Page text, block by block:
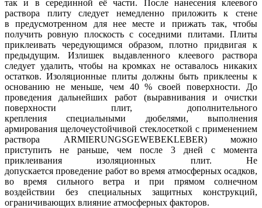
так и в серединной её части. После нанесения клеевого
раствора плиту следует немедленно приложить к стене
в предусмотренном для нее месте и прижать так, чтобы
получить ровную плоскость с соседними плитами. Плиты
приклеивать чередующимся образом, плотно придвигая к
предыдущим. Излишек выдавленного клеевого раствора
следует удалить, чтобы на кромках не оставалось никаких
остатков. Изоляционные плиты должны быть приклеены к
основанию не меньше, чем 40 % своей поверхности. До
проведения дальнейших работ (выравнивания и очистки
поверхности плит, дополнительного
крепления специальными дюбелями, выполнения
армирования щелочеустойчивой стеклосеткой с применением
раствора ARMIERUNGSGEWEBEKLEBER) можно
приступить не раньше, чем после 3 дней с момента
приклеивания изоляционных плит. Не
допускается проведение работ во время атмосферных осадков,
во время сильного ветра и при прямом солнечном
воздействии без специальных защитных конструкций,
ограничивающих влияние атмосферных факторов.